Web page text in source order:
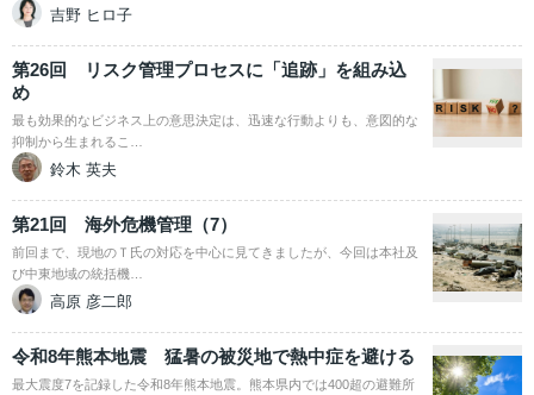
吉野 ヒロ子
第26回 リスク管理プロセスに「追跡」を組み込
め
最も効果的なビジネス上の意思決定は、迅速な行動よりも、意図的な
抑制から生まれるこ…
鈴木 英夫
第21回 海外危機管理（7）
前回まで、現地のＴ氏の対応を中心に見てきましたが、今回は本社及
び中東地域の統括機…
高原 彦二郎
令和8年熊本地震 猛暑の被災地で熱中症を避ける
最大震度7を記録した令和8年熊本地震。熊本県内では400超の避難所